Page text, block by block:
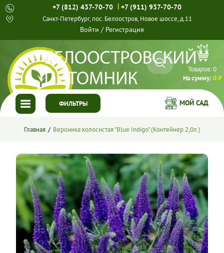
+7 (812) 437-70-70 | +7 (911) 937-70-70
Санкт-Петербург, пос. Белоостров, Новое шоссе, д.11
Войти / Регистрация
Товаров:0
На сумму:0 ₽
ФИЛЬТРЫ
ГЛАВНАЯ
КАТАЛОГ
СПЕЦПРЕДЛОЖЕНИЯ
ГОТОВЫЕ РЕШЕНИЯ
О НАС
УСЛОВИЯ РАБОТЫ
МОЙ САД
Главная Вероника колосистая "Blue Indigo" (Контейнер 2,0л.)